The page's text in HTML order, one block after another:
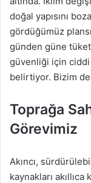
doğal yapısını
gördüğümüz
günden güne
güvenliği için
belirtiyor. Bizim
Toprağa
Görevimiz
Akıncı,
kaynakları